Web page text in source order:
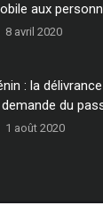
aux
8 avril 2020
: la
demande du
1 août 2020